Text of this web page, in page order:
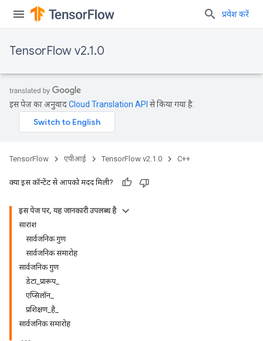
प्रवेश करें
TensorFlow v2.1.0
इस पेज का अनुवादCloud Translation API से किया गया है.
TensorFlow एपीआई TensorFlow v2.1.0 C++
क्या इस कॉन्टेंट से आपको मदद मिली?
इस पेज पर, यह जानकारी उपलब्ध है
सारांश
सार्वजनिक गुण
सार्वजनिक समारोह
सार्वजनिक गुण
डेटा_प्रारूप_
एप्सिलॉन_
प्रशिक्षण_है_
सार्वजनिक समारोह